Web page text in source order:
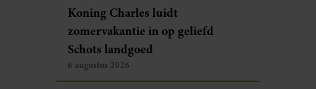
Koning Charles luidt
zomervakantie in op geliefd
Schots landgoed
6 augustus 2026